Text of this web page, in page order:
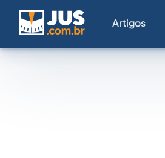
Artigos